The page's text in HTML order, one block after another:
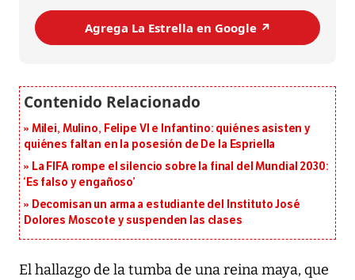
Agrega La Estrella en Google ↗️
Milei, Mulino, Felipe VI e Infantino: quiénes asisten y
quiénes faltan en la posesión de De la Espriella
La FIFA rompe el silencio sobre la final del Mundial 2030:
‘Es falso y engañoso’
Decomisan un arma a estudiante del Instituto José
Dolores Moscote y suspenden las clases
El hallazgo de la tumba de una reina maya, que